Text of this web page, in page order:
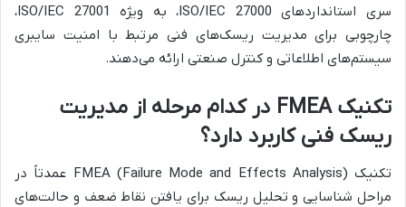
سری استانداردهای ISO/IEC 27000، به ویژه ISO/IEC 27001،
چارچوبی برای مدیریت ریسک‌های فنی مرتبط با امنیت سایبری
سیستم‌های اطلاعاتی و کنترل صنعتی ارائه می‌دهند.
تکنیک FMEA در کدام مرحله از مدیریت
ریسک فنی کاربرد دارد؟
تکنیک FMEA (Failure Mode and Effects Analysis) عمدتاً در
مراحل شناسایی و تحلیل ریسک برای یافتن نقاط ضعف و حالت‌های